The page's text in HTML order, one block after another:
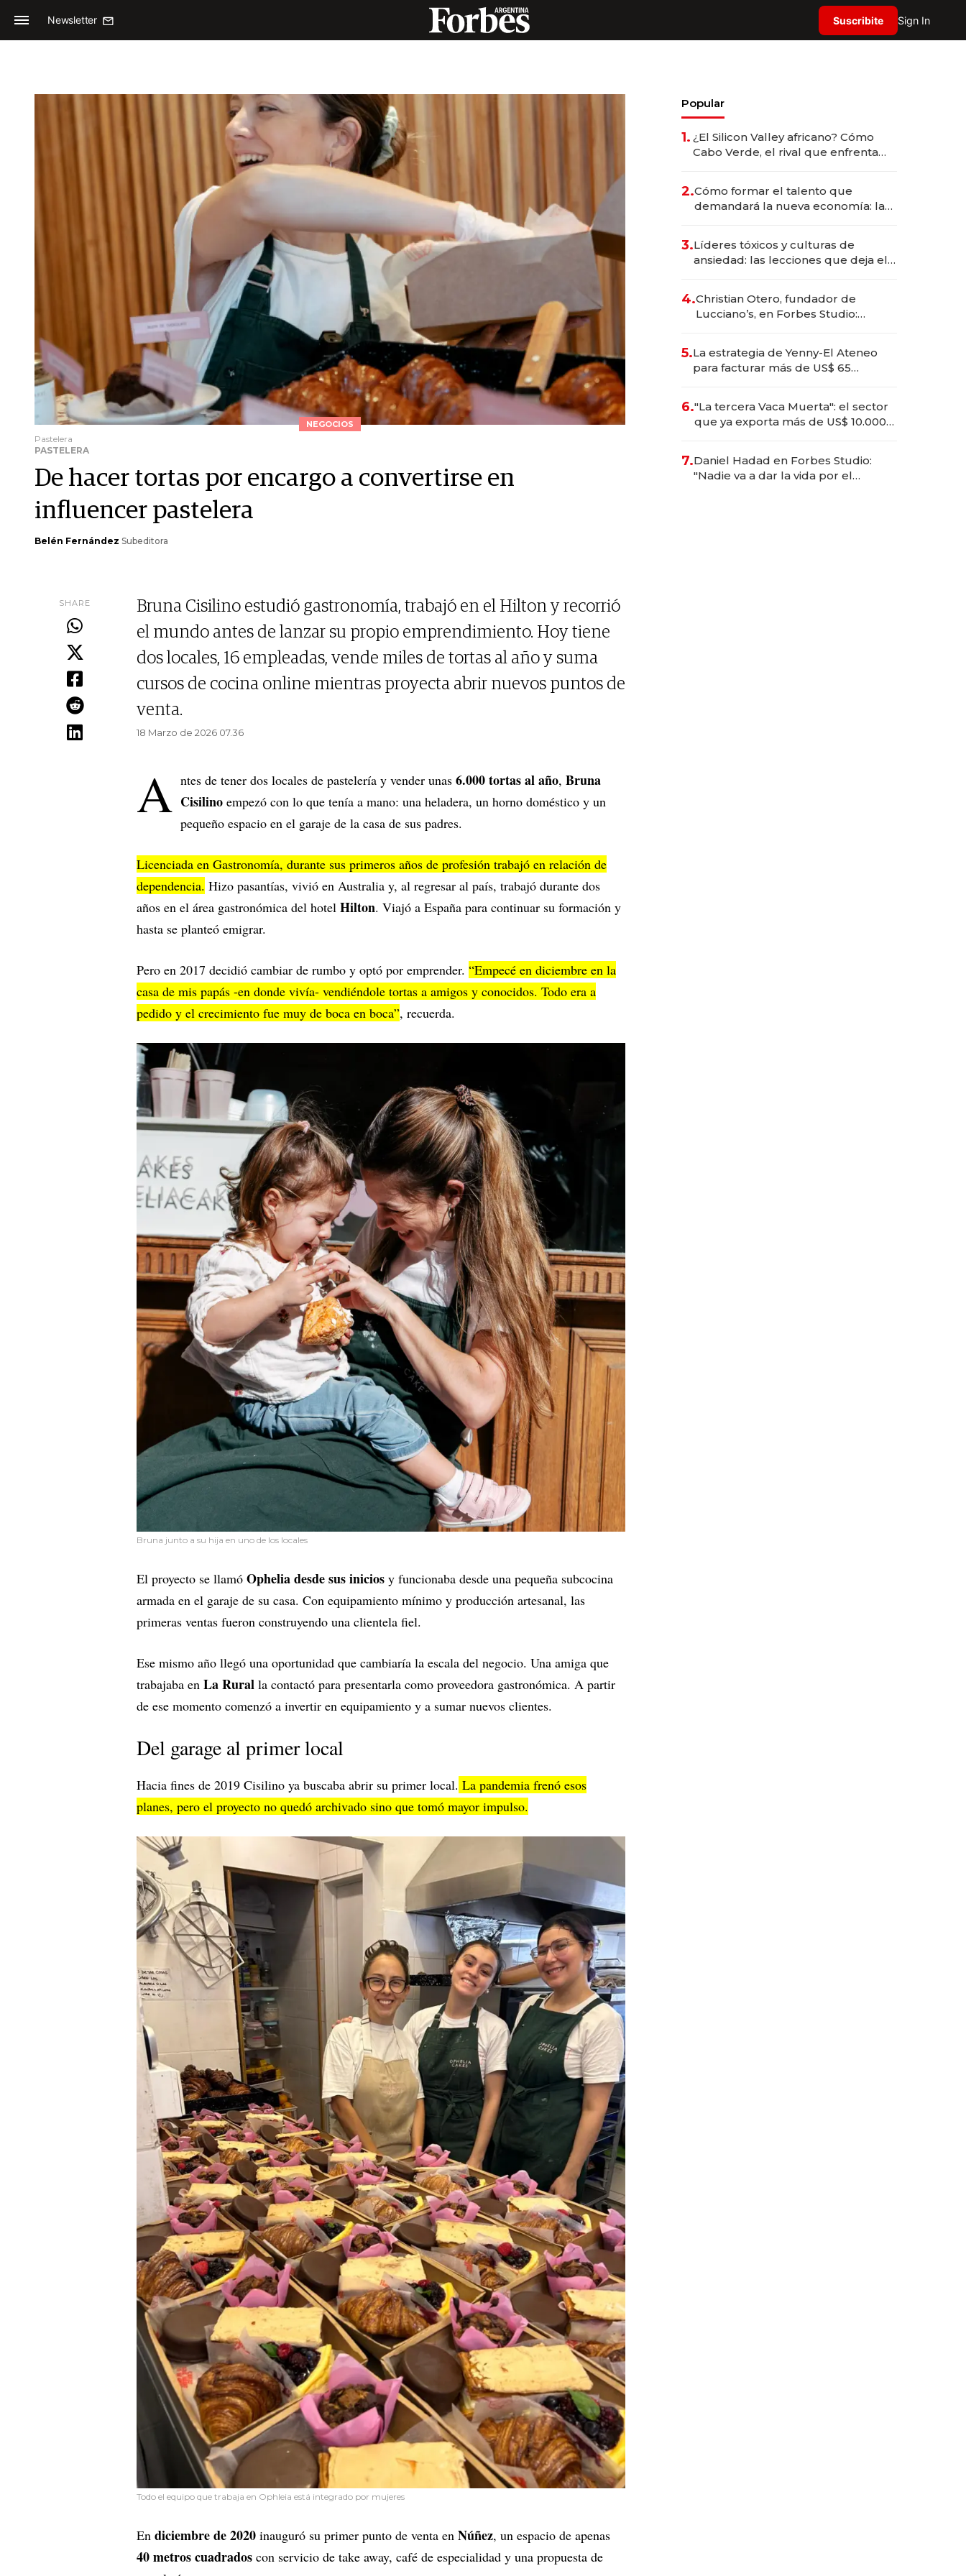
Newsletter Suscribite Sign In
NEGOCIOS
Pastelera
PASTELERA
De hacer tortas por encargo a convertirse en
influencer pastelera
Belén Fernández Subeditora
SHARE
Bruna Cisilino estudió gastronomía, trabajó en el Hilton y recorrió
el mundo antes de lanzar su propio emprendimiento. Hoy tiene
dos locales, 16 empleadas, vende miles de tortas al año y suma
cursos de cocina online mientras proyecta abrir nuevos puntos de
venta.
18 Marzo de 2026 07.36
A ntes de tener dos locales de pastelería y vender unas 6.000 tortas al año, Bruna
Cisilino empezó con lo que tenía a mano: una heladera, un horno doméstico y un
pequeño espacio en el garaje de la casa de sus padres.
Licenciada en Gastronomía, durante sus primeros años de profesión trabajó en relación de
dependencia. Hizo pasantías, vivió en Australia y, al regresar al país, trabajó durante dos
años en el área gastronómica del hotel Hilton. Viajó a España para continuar su formación y
hasta se planteó emigrar.
Pero en 2017 decidió cambiar de rumbo y optó por emprender. “Empecé en diciembre en la
casa de mis papás -en donde vivía- vendiéndole tortas a amigos y conocidos. Todo era a
pedido y el crecimiento fue muy de boca en boca”, recuerda.
Bruna junto a su hija en uno de los locales
El proyecto se llamó Ophelia desde sus inicios y funcionaba desde una pequeña subcocina
armada en el garaje de su casa. Con equipamiento mínimo y producción artesanal, las
primeras ventas fueron construyendo una clientela fiel.
Ese mismo año llegó una oportunidad que cambiaría la escala del negocio. Una amiga que
trabajaba en La Rural la contactó para presentarla como proveedora gastronómica. A partir
de ese momento comenzó a invertir en equipamiento y a sumar nuevos clientes.
Del garage al primer local
Hacia fines de 2019 Cisilino ya buscaba abrir su primer local. La pandemia frenó esos
planes, pero el proyecto no quedó archivado sino que tomó mayor impulso.
Todo el equipo que trabaja en Ophleia está integrado por mujeres
En diciembre de 2020 inauguró su primer punto de venta en Núñez, un espacio de apenas
40 metros cuadrados con servicio de take away, café de especialidad y una propuesta de
Popular
1. ¿El Silicon Valley africano? Cómo
Cabo Verde, el rival que enfrenta
2.Cómo formar el talento que
demandará la nueva economía: las
3.Líderes tóxicos y culturas de
ansiedad: las lecciones que deja el
4.Christian Otero, fundador de
Lucciano’s, en Forbes Studio:
5.La estrategia de Yenny-El Ateneo
para facturar más de US$ 65
agonizaría"
6."La tercera Vaca Muerta": el sector
que ya exporta más de US$ 10.000
7.Daniel Hadad en Forbes Studio:
"Nadie va a dar la vida por el